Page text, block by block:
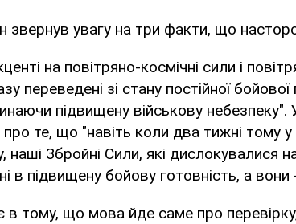
звернув увагу на три факти, що
на повітряно-космічні сили і
переведені зі стану постійної бойової
підвищену військову небезпеку".
те, що "навіть коли два тижні тому у
наші Збройні Сили, які дислокувалися
в підвищену бойову готовність, а вони
в тому, що мова йде саме про